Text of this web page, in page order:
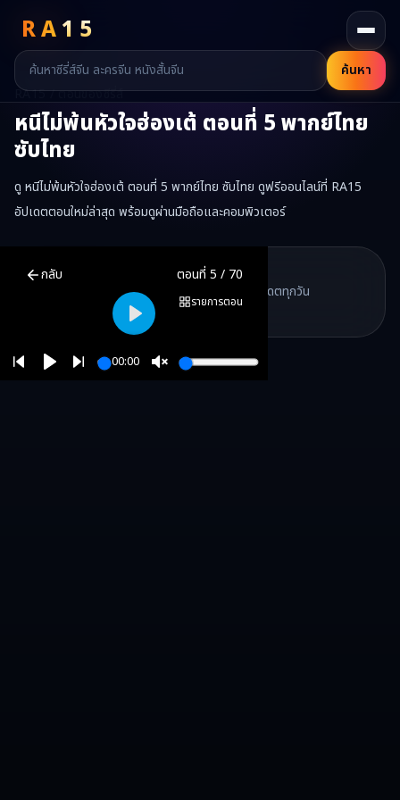
RA15
ค้นหา
RA15 / ตอนของซีรี่ส์
หนีไม่พ้นหัวใจฮ่องเต้ ตอนที่ 5พากย์ไทย
ซับไทย
ดู หนีไม่พ้นหัวใจฮ่องเต้ ตอนที่ 5 พากย์ไทย ซับไทย ดูฟรีออนไลน์ที่ RA15
อัปเดตตอนใหม่ล่าสุด พร้อมดูผ่านมือถือและคอมพิวเตอร์
กลับ ตอนที่ 5 / 70
รายการตอน
00:00
Play
หนีไ
RA15 เป็นเว็บไซต์ดูซีรี่ส์จีนออนไลน์ฟรี ที่รวบรวมหนังจีน ละครจีน มิ
RA15 Drama
RA15 Drama
รวมซีรี่ส์จีน ละครสั้น หนังแนวตั้ง พากย์ไทย อัปเดตทุกวัน
RA15 Drama